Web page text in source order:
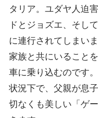
タリア。ユダヤ人迫
ドとジョズエ、そし
に連行されてしまい
家族と共にいること
車に乗り込むのです
状況下で、父親が息
切なくも美しい「ゲ